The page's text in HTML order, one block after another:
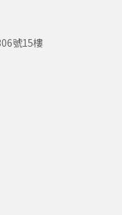
號15樓